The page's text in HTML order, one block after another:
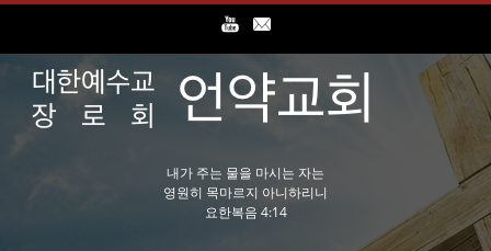
내가 주는 물을 마시는 자는
영원히 목마르지 아니하리니
요한복음 4:14